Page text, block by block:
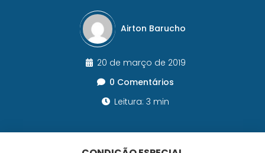
Airton Barucho
20 de março de 2019
0 Comentários
Leitura: 3 min